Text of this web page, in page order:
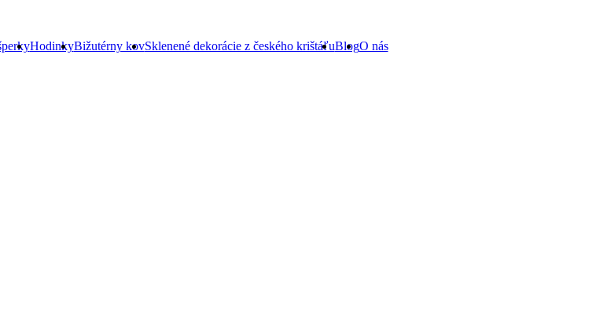
HodinkyBižutérny kovSklenené dekorácie z českého krištáľuBlogO nás